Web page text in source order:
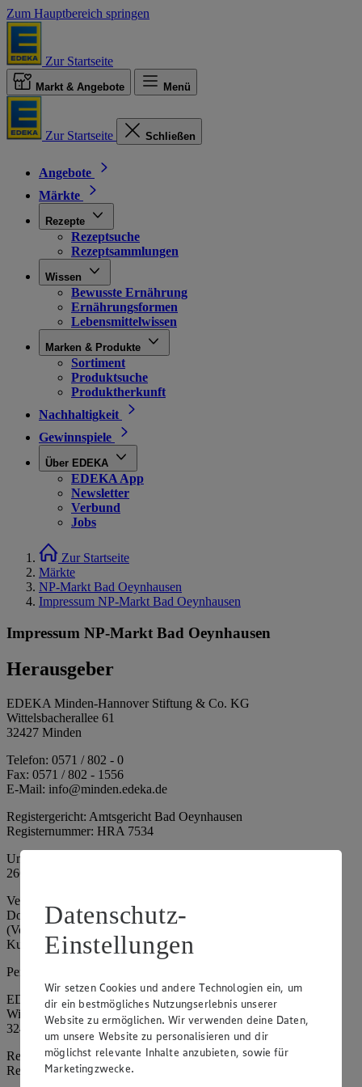
Zum Hauptbereich springen
Zur Startseite
Markt & Angebote Menü
Zur Startseite Schließen
Angebote
Märkte
Rezepte
Rezeptsuche
Rezeptsammlungen
Wissen
Bewusste Ernährung
Ernährungsformen
Lebensmittelwissen
Marken & Produkte
Sortiment
Produktsuche
Produktherkunft
Nachhaltigkeit
Gewinnspiele
Über EDEKA
EDEKA App
Newsletter
Verbund
Jobs
Zur Startseite
Märkte
NP-Markt Bad Oeynhausen
Impressum NP-Markt Bad Oeynhausen
Impressum NP-Markt Bad Oeynhausen
Herausgeber
EDEKA Minden-Hannover Stiftung & Co. KG
Wittelsbacherallee 61
32427 Minden
Telefon: 0571 / 802 - 0
Fax: 0571 / 802 - 1556
E-Mail: info@minden.edeka.de
Registergericht: Amtsgericht Bad Oeynhausen
Registernummer: HRA 7534
Umsatzsteuer-Identifikationsnummer gem. § 27a UStG: DE
266067317
Vertretungsberechtigte: Mark Rosenkranz (Sprecher), Eileen
Dominique Klingsiek (Vorstandsmitglied), Ulf-U. Plath
(Vorstandsmitglied), Stephan Wohler (Vorstandsmitglied), Marc
Kuhlmann (Aufsichtsratsvorsitzender)
Persönlich haftende Gesellschafterin:
EDEKA Minden-Hannover Holding GmbH
Wittelsbacherallee 61
32427 Minden
Registergericht: Amtsgericht Bad Oeynhausen
Registernummer: HRB 4086
Datenschutz-
Einstellungen
Wir setzen Cookies und andere Technologien ein, um
dir ein bestmögliches Nutzungserlebnis unserer
Website zu ermöglichen. Wir verwenden deine Daten,
um unsere Website zu personalisieren und dir
möglichst relevante Inhalte anzubieten, sowie für
Marketingzwecke.